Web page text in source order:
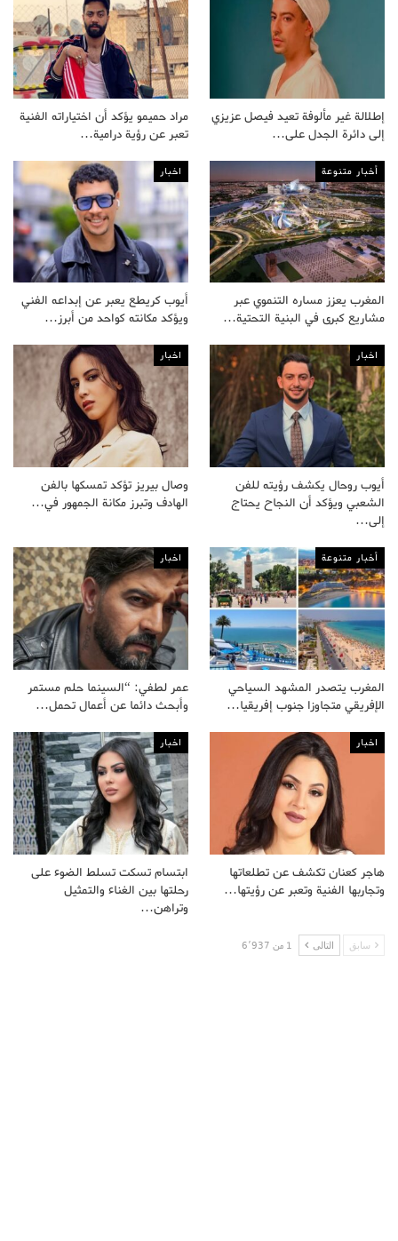
إطلالة غير مألوفة تعيد فيصل عزيزي
إلى دائرة الجدل على…
مراد حميمو يؤكد أن اختياراته الفنية
تعبر عن رؤية درامية…
أخبار متنوعة
المغرب يعزز مساره التنموي عبر
مشاريع كبرى في البنية التحتية…
اخبار
أيوب كريطع يعبر عن إبداعه الفني
ويؤكد مكانته كواحد من أبرز…
اخبار
أيوب روحال يكشف رؤيته للفن
الشعبي ويؤكد أن النجاح يحتاج
إلى…
اخبار
وصال بيريز تؤكد تمسكها بالفن
الهادف وتبرز مكانة الجمهور في…
أخبار متنوعة
المغرب يتصدر المشهد السياحي
الإفريقي متجاوزا جنوب إفريقيا…
اخبار
عمر لطفي: “السينما حلم مستمر
وأبحث دائما عن أعمال تحمل…
اخبار
هاجر كعنان تكشف عن تطلعاتها
وتجاربها الفنية وتعبر عن رؤيتها…
اخبار
ابتسام تسكت تسلط الضوء على
رحلتها بين الغناء والتمثيل
وتراهن…
سابق التالى 1 من 6٬937